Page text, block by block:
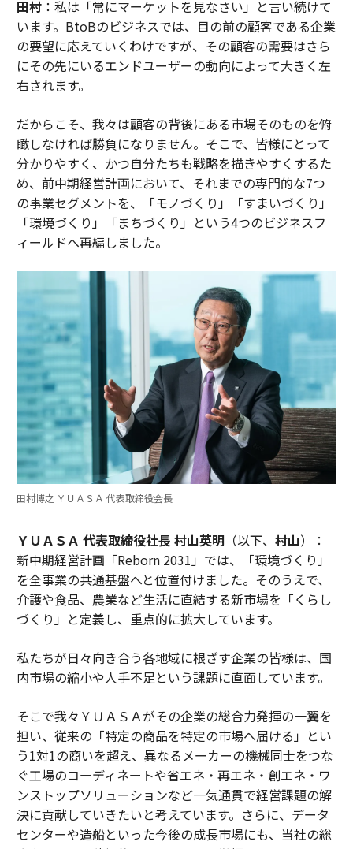
田村：私は「常にマーケットを見なさい」と言い続けて
います。BtoBのビジネスでは、目の前の顧客である企業
の要望に応えていくわけですが、その顧客の需要はさら
にその先にいるエンドユーザーの動向によって大きく左
右されます。
だからこそ、我々は顧客の背後にある市場そのものを俯
瞰しなければ勝負になりません。そこで、皆様にとって
分かりやすく、かつ自分たちも戦略を描きやすくするた
め、前中期経営計画において、それまでの専門的な7つ
の事業セグメントを、「モノづくり」「すまいづくり」
「環境づくり」「まちづくり」という4つのビジネスフ
ィールドへ再編しました。
田村博之 ＹＵＡＳＡ 代表取締役会長
ＹＵＡＳＡ 代表取締役社長 村山英明（以下、 村山）：
新中期経営計画「Reborn 2031」では、「環境づくり」
を全事業の共通基盤へと位置付けました。そのうえで、
介護や食品、農業など生活に直結する新市場を「くらし
づくり」と定義し、重点的に拡大しています。
私たちが日々向き合う各地域に根ざす企業の皆様は、国
内市場の縮小や人手不足という課題に直面しています。
そこで我々ＹＵＡＳＡがその企業の総合力発揮の一翼を
担い、従来の「特定の商品を特定の市場へ届ける」とい
う1対1の商いを超え、異なるメーカーの機械同士をつな
ぐ工場のコーディネートや省エネ・再エネ・創エネ・ワ
ンストップソリューションなど一気通貫で経営課題の解
決に貢献していきたいと考えています。さらに、データ
センターや造船といった今後の成長市場にも、当社の総